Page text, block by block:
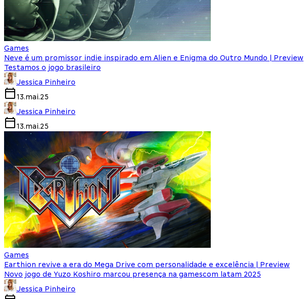
Games
Neve é um promissor indie inspirado em Alien e Enigma do Outro Mundo | Preview
Testamos o jogo brasileiro
Jessica Pinheiro
13.mai.25
Jessica Pinheiro
13.mai.25
Games
Earthion revive a era do Mega Drive com personalidade e excelência | Preview
Novo jogo de Yuzo Koshiro marcou presença na gamescom latam 2025
Jessica Pinheiro